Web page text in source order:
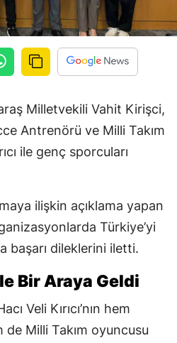
Milletvekili Vahit Kirişci,
Antrenörü ve Milli Takım
ile genç sporcuları
ilişkin açıklama yapan
Türkiye’yi
başarı dileklerini iletti.
Bir Araya Geldi
Veli Kırıcı’nın hem
Milli Takım oyuncusu